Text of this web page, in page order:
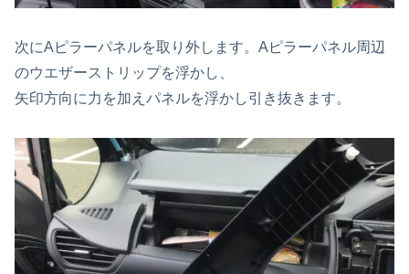
次にAピラーパネルを取り外します。Aピラーパネル周辺
のウエザーストリップを浮かし、
矢印方向に力を加えパネルを浮かし引き抜きます。